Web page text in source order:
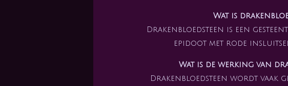
Wat is
Drakenbloedsteen is een
epidoot met rode
Wat is de werking van
Drakenbloedsteen wordt vaak